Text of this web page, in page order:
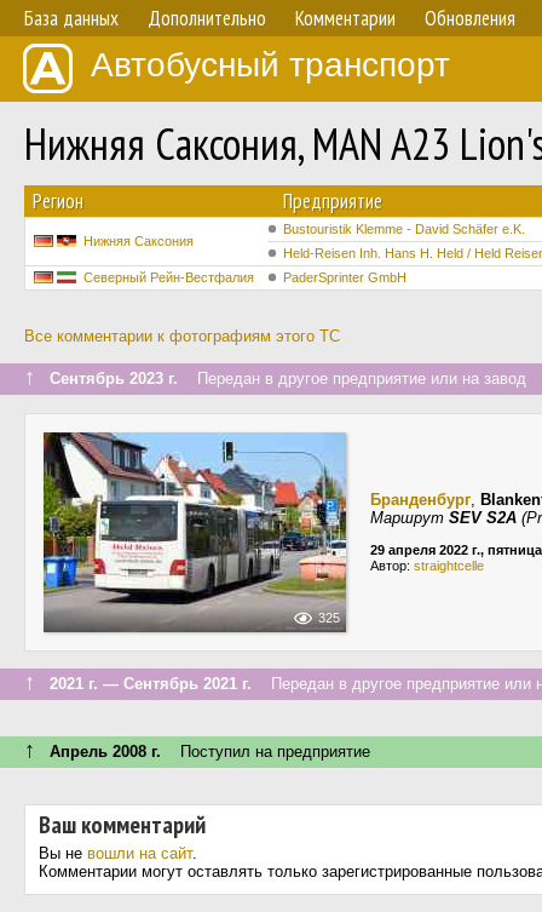
База данных Дополнительно Комментарии Обновления
Автобусный транспорт
Нижняя Саксония, MAN A23
Регион Предприятие
Нижняя Саксония
Bustouristik Klemme - David Schäfer e.K.
Held-Reisen Inh. Hans H. Held / Held
Северный Рейн-Вестфалия
PaderSprinter GmbH
Все комментарии к фотографиям этого ТС
↑ Сентябрь 2023 г. Передан в другое предприятие или на завод
325
Бранденбург,
Маршрут SEV S2A
29 апреля 2022 г., пятница
Автор: straightcelle
↑ 2021 г. — Сентябрь 2021 г. Передан в другое предприятие или
↑ Апрель 2008 г. Поступил на предприятие
Ваш комментарий
Вы не вошли на сайт.
Комментарии могут оставлять только зарегистрированные